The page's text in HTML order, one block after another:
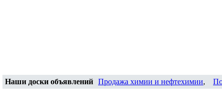
Наши доски объявлений Продажа химии и нефтехимии,